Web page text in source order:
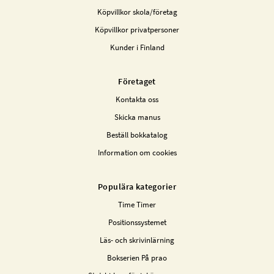
Köpvillkor skola/företag
Köpvillkor privatpersoner
Kunder i Finland
Företaget
Kontakta oss
Skicka manus
Beställ bokkatalog
Information om cookies
Populära kategorier
Time Timer
Positionssystemet
Läs- och skrivinlärning
Bokserien På prao